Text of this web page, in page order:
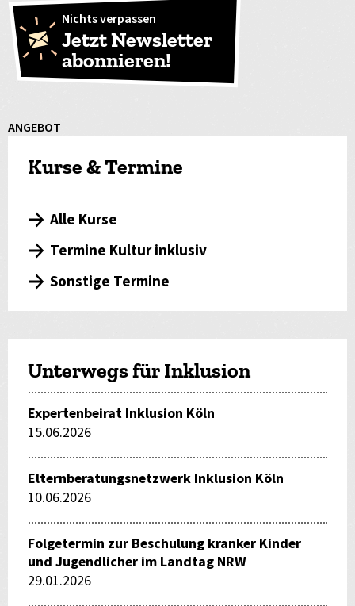
Nichts verpassen
Jetzt Newsletter
abonnieren!
ANGEBOT
Kurse & Termine
Alle Kurse
Termine Kultur inklusiv
Sonstige Termine
Unterwegs für Inklusion
Expertenbeirat Inklusion Köln
15.06.2026
Elternberatungsnetzwerk Inklusion Köln
10.06.2026
Folgetermin zur Beschulung kranker Kinder
und Jugendlicher im Landtag NRW
29.01.2026